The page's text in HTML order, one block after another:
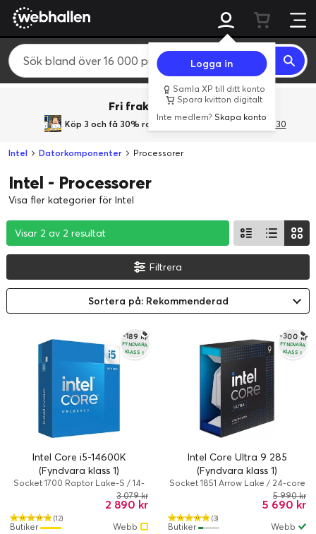
Logga in
Samla XP till ditt konto
Spara kvitton digitalt
Inte medlem?Skapa konto
Fri frakt över 800 kr.
Köp 3 och få 30% rabatt med rabattkoden 3Gives30
Intel Datorkomponenter Processorer
Intel - Processorer
Visa fler kategorier för Intel
Visar 2 av 2 resultat
Visar 2 av 2 resultat
Visar 2 av 2 resultat
Filtrera
Sortera på: Rekommenderad
-189 kr
FYNDVARA
KLASS 1
Intel Core i5-14600K
(Fyndvara klass 1)
Socket 1700 Raptor Lake-S / 14-
core / 3.5 GHz / 24 MB
(12)
2 890 kr
3 079 kr
Webb
Butiker
-300 kr
FYNDVARA
KLASS 1
Intel Core Ultra 9 285
(Fyndvara klass 1)
Socket 1851 Arrow Lake / 24-core
(3)
5 690 kr
5 990 kr
Webb
Butiker